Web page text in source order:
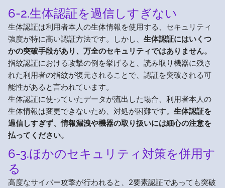
6-2.生体認証を過信しすぎない
生体認証は利用者本人の生体情報を使用する、セキュリティ
強度が特に高い認証方法です。しかし、 生体認証にはいくつ
かの突破手段があり、万全のセキュリティではありません。
指紋認証における攻撃の例を挙げると、読み取り機器に残さ
れた利用者の指紋が復元されることで、認証を突破される可
能性があると言われています。
生体認証に使っていたデータが流出した場合、利用者本人の
生体情報は変更できないため、対処が困難です。 生体認証を
過信しすぎず、情報漏洩や機器の取り扱いには細心の注意を
払ってください。
6-3.ほかのセキュリティ対策を併用す
る
高度なサイバー攻撃が行われると、2要素認証であっても突破